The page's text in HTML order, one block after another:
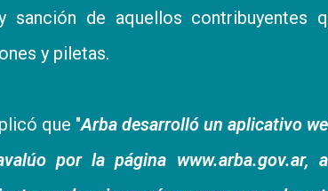
sanción de aquellos contribuyentes
y piletas.
que "Arba desarrolló un aplicativo
por la página www.arba.gov.ar,